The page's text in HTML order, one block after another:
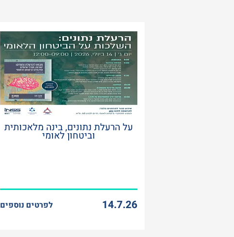
על הרעלת נתונים, בינה מלאכותית
וביטחון לאומי
לפרטים נוספים 14.7.26